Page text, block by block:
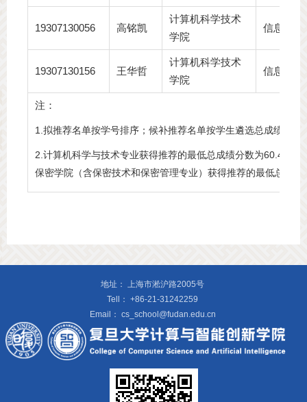
19307130056 高铭凯
计算机科学技术
学院
信息安全
19307130156 王华哲
计算机科学技术
学院
信息安全
注：
1.拟推荐名单按学号排序；候补推荐名单按学生遴选总成绩排序
2.计算机科学与技术专业获得推荐的最低总成绩分数为60.47；
保密学院（含保密技术和保密管理专业）获得推荐的最低总成
地址：
上海市淞沪路2005号
Tell： +86-21-31242259
Email： cs_school@fudan.edu.cn